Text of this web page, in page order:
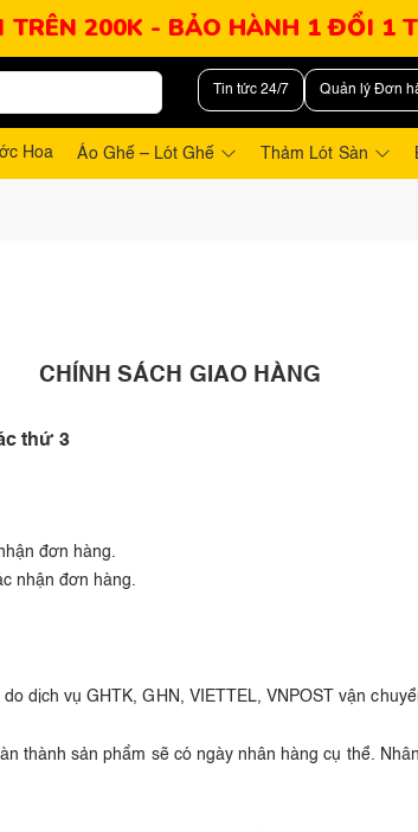
TRÊN 200K - BẢO HÀNH 1 ĐỔI 1
Tin tức 24/7 Quản lý Đơn
Hoa Áo Ghế – Lót Ghế Thảm Lót Sàn
CHÍNH SÁCH GIAO HÀNG
thứ 3
đơn hàng.
nhận đơn hàng.
dịch vụ GHTK, GHN, VIETTEL, VNPOST vận
thành sản phẩm sẽ có ngày nhân hàng cụ thể.